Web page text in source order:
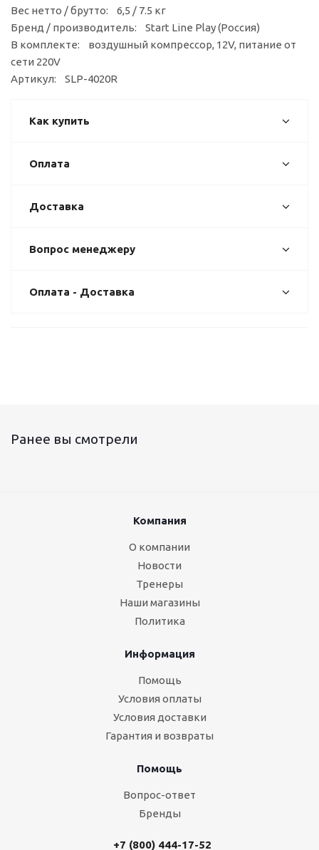
Вес нетто / брутто: 6,5 / 7.5 кг
Бренд / производитель: Start Line Play (Россия)
В комплекте: воздушный компрессор, 12V, питание от
сети 220V
Артикул: SLP-4020R
Как купить
Оплата
Доставка
Вопрос менеджеру
Оплата - Доставка
Ранее вы смотрели
Компания
О компании
Новости
Тренеры
Наши магазины
Политика
Информация
Помощь
Условия оплаты
Условия доставки
Гарантия и возвраты
Помощь
Вопрос-ответ
Бренды
+7 (800) 444-17-52